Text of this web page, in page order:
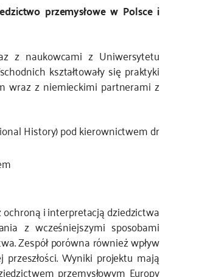
przemysłowe w Polsce i
z naukowcami z Uniwersytetu
kształtowały się praktyki
wraz z niemieckimi partnerami z
History) pod kierownictwem dr
ochroną i interpretacją dziedzictwa
z wcześniejszymi sposobami
Zespół porówna również wpływ
Wyniki projektu mają
przemysłowym Europy